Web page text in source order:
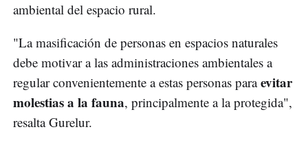
ambiental del espacio rural.
"La masificación de personas en espacios naturales
debe motivar a las administraciones ambientales a
regular convenientemente a estas personas paraevitar
molestias a la fauna, principalmente a la protegida",
resalta Gurelur.